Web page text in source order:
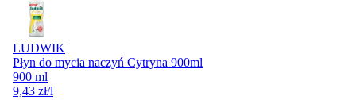
LUDWIK
Płyn do mycia naczyń Cytryna 900ml
900 ml
9,43 zł/l